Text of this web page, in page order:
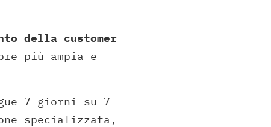
della customer
più ampia e
7 giorni su 7
specializzata,